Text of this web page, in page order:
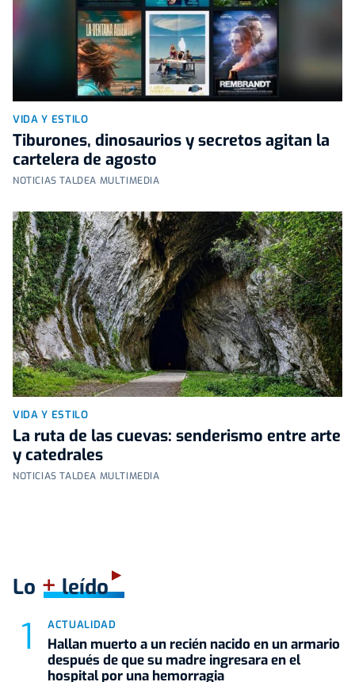
VIDA Y ESTILO
Tiburones, dinosaurios y secretos agitan la
cartelera de agosto
NOTICIAS TALDEA MULTIMEDIA
VIDA Y ESTILO
La ruta de las cuevas: senderismo entre arte
y catedrales
NOTICIAS TALDEA MULTIMEDIA
Lo +leído
ACTUALIDAD
Hallan muerto a un recién nacido en un armario
después de que su madre ingresara en el
hospital por una hemorragia